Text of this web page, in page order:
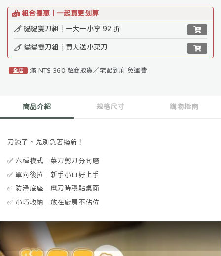
組合優惠｜一起買更划算
貓貓雙刀組┊一大一小享 92 折
貓貓雙刀組┊買大送小菜刀
全店 滿 NT$ 360 超商取貨／宅配到府 免運費
商品介紹 規格尺寸 購物指南
刀鈍了，先別急著換新！
✅ 六種模式｜菜刀剪刀分開磨
✅ 單向後拉｜新手小白好上手
✅ 防滑底座｜磨刀時穩貼桌面
✅ 小巧收納｜放在廚房不佔位